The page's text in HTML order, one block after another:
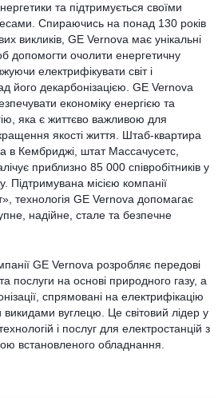
та підтримується своїми
Спираючись на понад 130 років
викликів, GE Vernova має унікальні
допомогти очолити енергетичну
електрифікувати світ і
його декарбонізацією. GE Vernova
економіку енергією та
яка є життєво важливою для
якості життя. Штаб-квартира
в Кембриджі, штат Массачусетс,
приблизно 85 000 співробітників у
Підтримувана місією компанії
технологія GE Vernova допомагає
надійне, стале та безпечне
GE Vernova розробляє передові
послуги на основі природного газу, а
спрямовані на електрифікацію
вуглецю. Це світовий лідер у
і послуг для електростанцій з
встановленого обладнання.